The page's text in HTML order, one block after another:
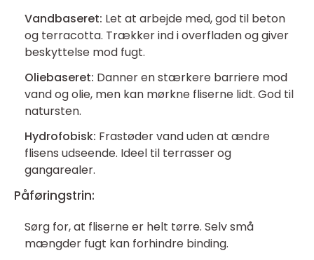
Vandbaseret: Let at arbejde med, god til beton
og terracotta. Trækker ind i overfladen og giver
beskyttelse mod fugt.
Oliebaseret: Danner en stærkere barriere mod
vand og olie, men kan mørkne fliserne lidt. God til
natursten.
Hydrofobisk: Frastøder vand uden at ændre
flisens udseende. Ideel til terrasser og
gangarealer.
Påføringstrin:
Sørg for, at fliserne er helt tørre. Selv små
mængder fugt kan forhindre binding.